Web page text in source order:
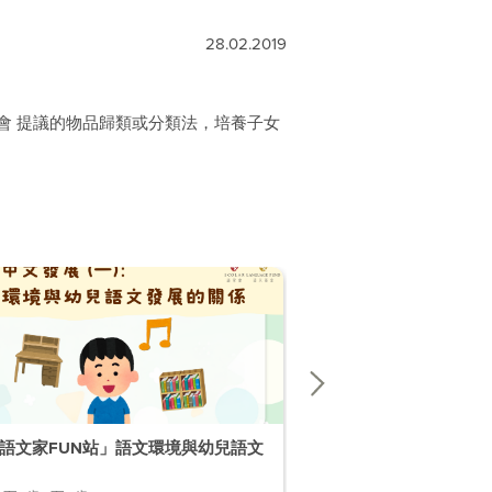
28.02.2019
提議的物品歸類或分類法，培養子女
語文家FUN站」語文環境與幼兒語文